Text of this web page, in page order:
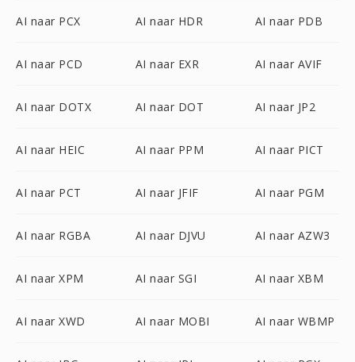
AI naar PCX AI naar HDR AI naar PDB
AI naar PCD AI naar EXR AI naar AVIF
AI naar DOTX AI naar DOT AI naar JP2
AI naar HEIC AI naar PPM AI naar PICT
AI naar PCT AI naar JFIF AI naar PGM
AI naar RGBA AI naar DJVU AI naar AZW3
AI naar XPM AI naar SGI AI naar XBM
AI naar XWD AI naar MOBI AI naar WBMP